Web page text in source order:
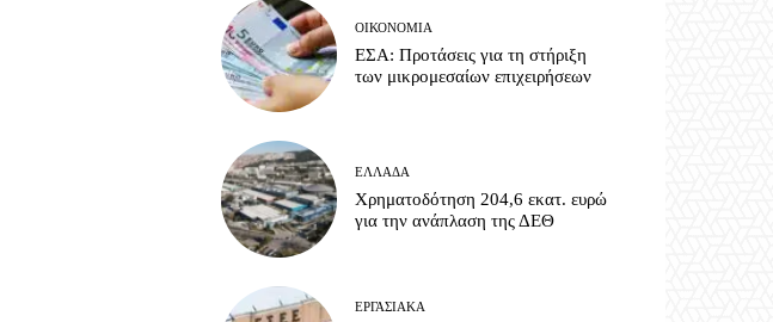
ΟΙΚΟΝΟΜΊΑ
ΕΣΑ: Προτάσεις για τη στήριξη
των μικρομεσαίων επιχειρήσεων
ΕΛΛΆΔΑ
Χρηματοδότηση 204,6 εκατ. ευρώ
για την ανάπλαση της ΔΕΘ
ΕΡΓΑΣΙΑΚΆ